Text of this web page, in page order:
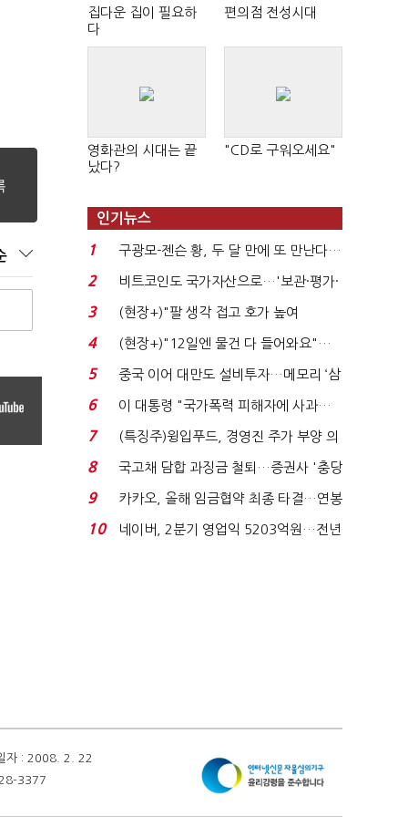
집다운 집이 필요하
다
편의점 전성시대
영화관의 시대는 끝
났다?
"CD로 구워오세요"
인기뉴스
1
구광모-젠슨 황, 두 달 만에 또 만난다…
로봇·AI 등 논...
2
비트코인도 국가자산으로…'보관·평가·
처분' 기준은 ...
3
(현장+)"팔 생각 접고 호가 높여
요"…'덜 똘똘한 한 채' 20...
4
(현장+)"12일엔 물건 다 들어와요"…
빈 매대 채우며 문 연 ...
5
중국 이어 대만도 설비투자…메모리 ‘삼
국전쟁’
6
이 대통령 "국가폭력 피해자에 사과…
적극적 조사로 진...
7
(특징주)윙입푸드, 경영진 주가 부양 의
지에 상한가...
8
국고채 담합 과징금 철퇴…증권사 '충당
금 폭탄' 우려...
9
카카오, 올해 임금협약 최종 타결…연봉
6.3% 인상·격려...
10
네이버, 2분기 영업익 5203억원…전년
자 : 2008. 2. 22
3377